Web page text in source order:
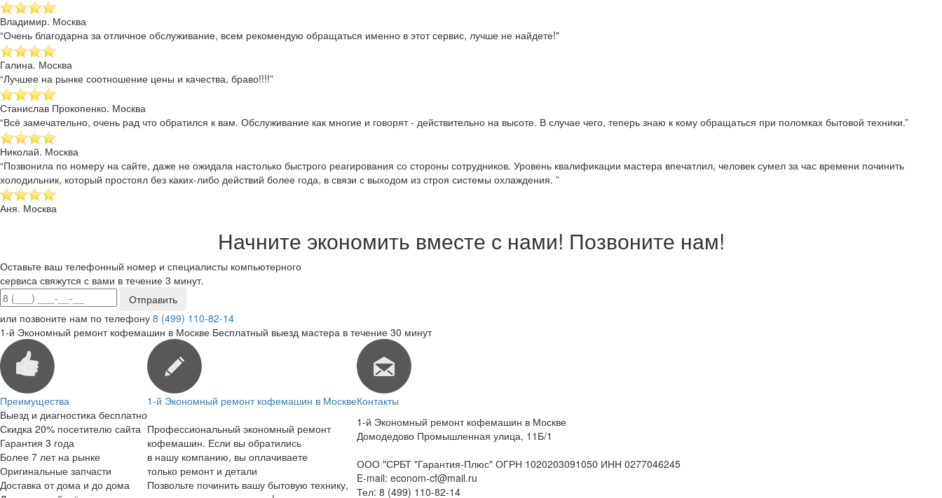
Владимир. Москва
“Очень благодарна за отличное обслуживание, всем рекомендую обращаться именно в этот сервис, лучше не найдете!"
Галина. Москва
“Лучшее на рынке соотношение цены и качества, браво!!!!”
Станислав Прокопенко. Москва
“Всё замечательно, очень рад что обратился к вам. Обслуживание как многие и говорят - действительно на высоте. В случае чего, теперь знаю к кому обращаться при поломках бытовой техники.”
Николай. Москва
“Позвонила по номеру на сайте, даже не ожидала настолько быстрого реагирования со стороны сотрудников. Уровень квалификации мастера впечатлил, человек сумел за час времени починить
холодильник, который простоял без каких-либо действий более года, в связи с выходом из строя системы охлаждения. ”
Аня. Москва
Начните экономить вместе с нами! Позвоните нам!
Оставьте ваш телефонный номер и специалисты компьютерного
сервиса свяжутся с вами в течение 3 минут.
или позвоните нам по телефону 8 (499) 110-82-14
1-й Экономный ремонт кофемашин в Москве Бесплатный выезд мастера в течение 30 минут
Преимущества 1-й Экономный ремонт кофемашин в МосквеКонтакты
Выезд и диагностика бесплатно
Скидка 20% посетителю сайта
Гарантия 3 года
Более 7 лет на рынке
Оригинальные запчасти
Доставка от дома и до дома
Профессиональный экономный ремонт
кофемашин. Если вы обратились
в нашу компанию, вы оплачиваете
только ремонт и детали
Позвольте починить вашу бытовую технику,
1-й Экономный ремонт кофемашин в Москве
Домодедово Промышленная улица, 11Б/1
ООО "СРБТ "Гарантия-Плюс" ОГРН 1020203091050 ИНН 0277046245
E-mail: econom-cf@mail.ru
Тел: 8 (499) 110-82-14